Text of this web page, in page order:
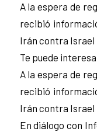
A la espera de
recibió
Irán contra Israel
Te puede
A la espera de
recibió
Irán contra Israel
En diálogo con